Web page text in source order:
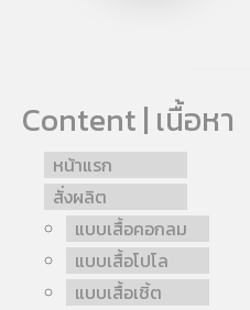
Content | เนื้อหา
หน้าแรก
สั่งผลิต
แบบเสื้อคอกลม
แบบเสื้อโปโล
แบบเสื้อเชิ้ต